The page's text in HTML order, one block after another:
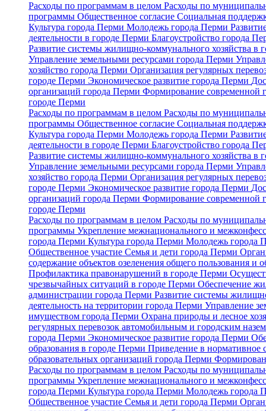
Расходы по программам в целом Расходы по
программы Общественное согласие Социальная
Культура города Перми Молодежь города Перми
деятельности в городе Перми Благоустройство города
Развитие системы жилищно-коммунального хозяйства в
Управление земельными ресурсами города Перми
хозяйство города Перми Организация регулярных
городе Перми Экономическое развитие города Перми
организаций города Перми Формирование современной
городе Перми
Расходы по программам в целом Расходы по
программы Общественное согласие Социальная
Культура города Перми Молодежь города Перми
деятельности в городе Перми Благоустройство города
Развитие системы жилищно-коммунального хозяйства в
Управление земельными ресурсами города Перми
хозяйство города Перми Организация регулярных
городе Перми Экономическое развитие города Перми
организаций города Перми Формирование современной
городе Перми
Расходы по программам в целом Расходы по
программы Укрепление межнационального и
города Перми Культура города Перми Молодежь города
Общественное участие Семья и дети города Перми
содержание объектов озеленения общего пользования и
Профилактика правонарушений в городе Перми
чрезвычайных ситуаций в городе Перми Обеспечение
администрации города Перми Развитие системы
деятельность на территории города Перми Управление
имуществом города Перми Охрана природы и лесное
регулярных перевозок автомобильным и городским
города Перми Экономическое развитие города Перми
образования в городе Перми Приведение в нормативное
образовательных организаций города Перми
Расходы по программам в целом Расходы по
программы Укрепление межнационального и
города Перми Культура города Перми Молодежь города
Общественное участие Семья и дети города Перми